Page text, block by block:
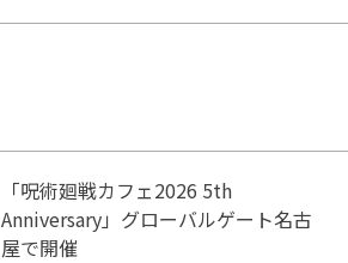
「呪術廻戦カフェ2026 5th
Anniversary」グローバルゲート名古
屋で開催